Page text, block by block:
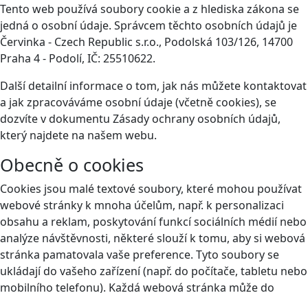
Tento web používá soubory cookie a z hlediska zákona se
jedná o osobní údaje. Správcem těchto osobních údajů je
Červinka - Czech Republic s.r.o., Podolská 103/126, 14700
Praha 4 - Podolí, IČ: 25510622.
Další detailní informace o tom, jak nás můžete kontaktovat
a jak zpracováváme osobní údaje (včetně cookies), se
dozvíte v dokumentu Zásady ochrany osobních údajů,
který najdete na našem webu.
Obecně o cookies
Cookies jsou malé textové soubory, které mohou používat
webové stránky k mnoha účelům, např. k personalizaci
obsahu a reklam, poskytování funkcí sociálních médií nebo
analýze návštěvnosti, některé slouží k tomu, aby si webová
stránka pamatovala vaše preference. Tyto soubory se
ukládají do vašeho zařízení (např. do počítače, tabletu nebo
mobilního telefonu). Každá webová stránka může do